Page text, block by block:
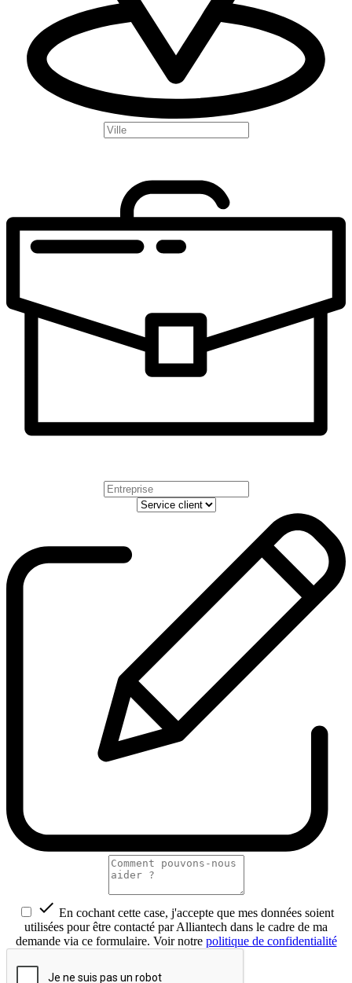
 En cochant cette case, j'accepte que mes données soient
utilisées pour être contacté par Alliantech dans le cadre de ma
demande via ce formulaire. Voir notre politique de confidentialité